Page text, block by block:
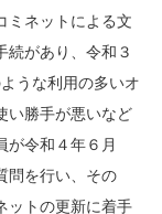
ミネットによる文
続があり、令和３
うな利用の多いオ
い勝手が悪いなど
が令和４年６月
問を行い、その
ットの更新に着手